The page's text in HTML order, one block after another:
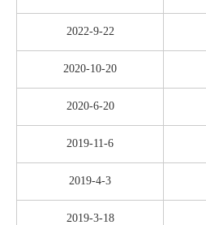
2022-9-22
2020-10-20
2020-6-20
2019-11-6
2019-4-3
2019-3-18